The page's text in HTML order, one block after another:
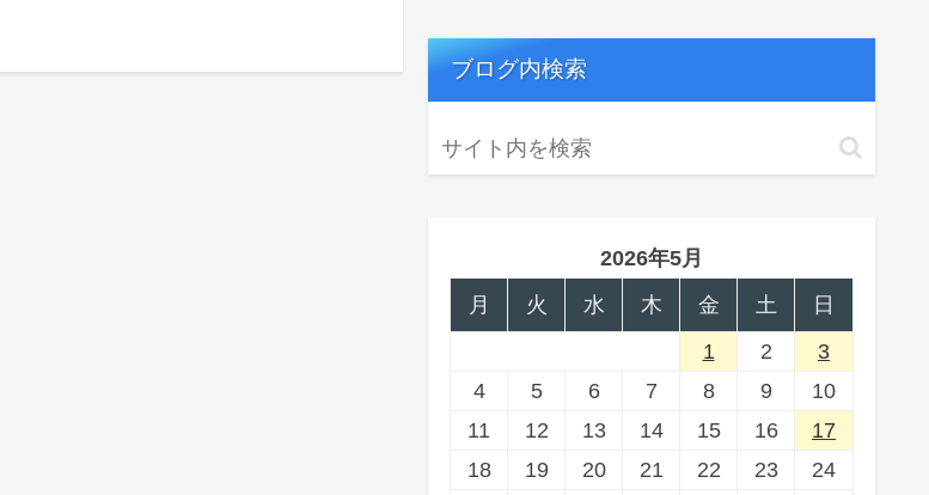
ブログ内検索
2026年5月
月
火 水 木 金 土
日
1
2
3
4
5 6 7 8 9
10
11
12 13 14 15 16
17
18
19 20 21 22 23
24